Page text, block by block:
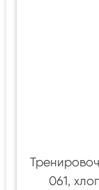
061,